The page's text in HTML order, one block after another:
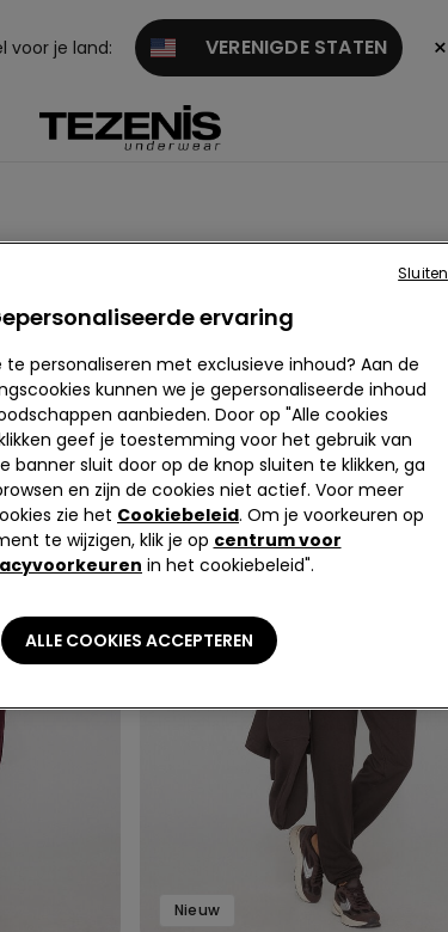
voor je land: VERENIGDE STATEN ×
Nieuw
ervaring
te personaliseren met exclusieve inhoud? Aan de
kunnen we je gepersonaliseerde inhoud
aanbieden. Door op "Alle cookies
geef je toestemming voor het gebruik van
banner sluit door op de knop sluiten te klikken, ga
en zijn de cookies niet actief. Voor meer
zie het Cookiebeleid. Om je voorkeuren op
te wijzigen, klik je op centrum voor
in het cookiebeleid".
ALLE COOKIES ACCEPTEREN
Sluiten